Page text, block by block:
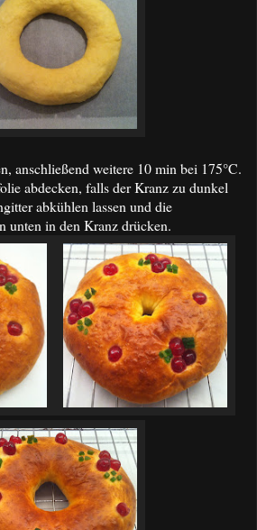
anschließend weitere 10 min bei 175°C.
abdecken, falls der Kranz zu dunkel
abkühlen lassen und die
unten in den Kranz drücken.